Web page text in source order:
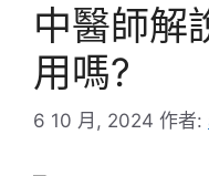
中醫師解
用嗎?
6 10 月, 2024 作者: